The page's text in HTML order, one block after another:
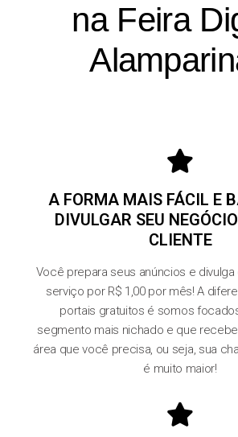
na Feira
A FORMA MAIS FÁCIL E
DIVULGAR SEU
CLIENTE
Você prepara seus anúncios e
serviço por R$ 1,00 por mês! A
portais gratuitos é somos
segmento mais nichado e que
área que você precisa, ou seja, sua
é muito maior!